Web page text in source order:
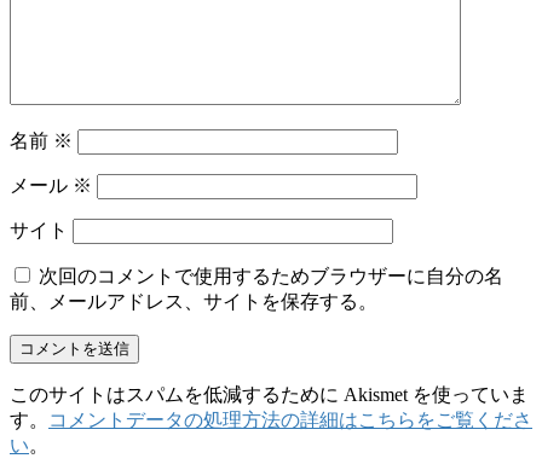
名前 ※
メール ※
サイト
次回のコメントで使用するためブラウザーに自分の名
前、メールアドレス、サイトを保存する。
このサイトはスパムを低減するために Akismet を使っていま
す。
コメントデータの処理方法の詳細はこちらをご覧くださ
い。